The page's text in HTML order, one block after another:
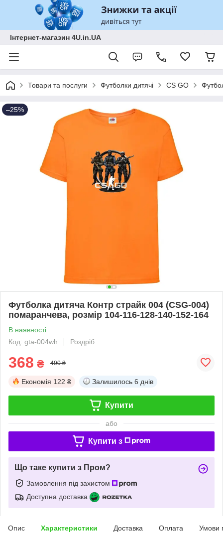
Інтернет-магазин 4U.in.UA
Товари та послуги Футболки дитячі CS GO
–25%
Футболка дитяча Контр страйк 004 (CSG-004)
помаранчева, розмір 104-116-128-140-152-164
В наявності
Код: gta-004wh
Роздріб
368 ₴ 490 ₴
Економія 122 ₴ Залишилось 6 днів
Купити
або
Купити з
Що таке купити з Пром?
Замовлення під захистом
Доступна доставка
Опис Характеристики Доставка Оплата Умови